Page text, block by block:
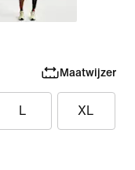
Maatwijzer
L XL